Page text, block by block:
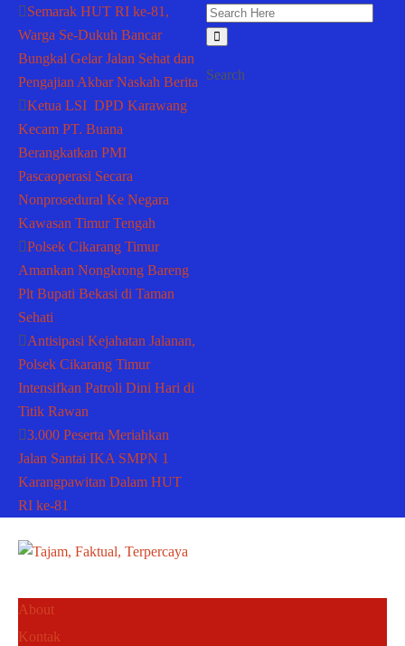
Semarak HUT RI ke-81,
Warga Se-Dukuh Bancar
Bungkal Gelar Jalan Sehat dan
Pengajian Akbar Naskah Berita
Ketua LSI DPD Karawang
Kecam PT. Buana
Berangkatkan PMI
Pascaoperasi Secara
Nonprosedural Ke Negara
Kawasan Timur Tengah
Polsek Cikarang Timur
Amankan Nongkrong Bareng
Plt Bupati Bekasi di Taman
Sehati
Antisipasi Kejahatan Jalanan,
Polsek Cikarang Timur
Intensifkan Patroli Dini Hari di
Titik Rawan
3.000 Peserta Meriahkan
Jalan Santai IKA SMPN 1
Karangpawitan Dalam HUT
RI ke-81
Search
About
Kontak